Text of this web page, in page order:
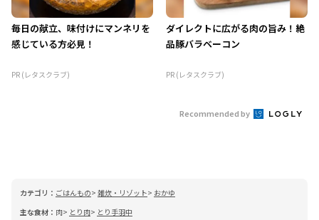
毎日の献立、味付けにマンネリを
感じている方必見！
PR (レタスクラブ)
ダイレクトに広がる肉の旨み！絶
品豚バラベーコン
PR (レタスクラブ)
Recommended by
カテゴリ： ごはんもの 雑炊・リゾット
おかゆ
主な食材： 肉 とり肉
とり手羽中